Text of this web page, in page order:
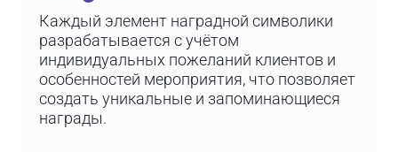
Каждый элемент наградной символики
разрабатывается с учётом
индивидуальных пожеланий клиентов и
особенностей мероприятия, что позволяет
создать уникальные и запоминающиеся
награды.